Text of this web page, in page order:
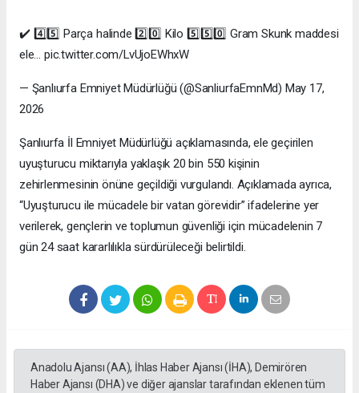
✔️ 4️⃣5️⃣ Parça halinde 2️⃣0️⃣ Kilo 5️⃣5️⃣0️⃣ Gram Skunk maddesi
ele… pic.twitter.com/LvUjoEWhxW
— Şanlıurfa Emniyet Müdürlüğü (@SanliurfaEmnMd) May 17,
2026
Şanlıurfa İl Emniyet Müdürlüğü açıklamasında, ele geçirilen
uyuşturucu miktarıyla yaklaşık 20 bin 550 kişinin
zehirlenmesinin önüne geçildiği vurgulandı. Açıklamada ayrıca,
“Uyuşturucu ile mücadele bir vatan görevidir” ifadelerine yer
verilerek, gençlerin ve toplumun güvenliği için mücadelenin 7
gün 24 saat kararlılıkla sürdürüleceği belirtildi.
Anadolu Ajansı (AA), İhlas Haber Ajansı (İHA), Demirören
Haber Ajansı (DHA) ve diğer ajanslar tarafından eklenen tüm